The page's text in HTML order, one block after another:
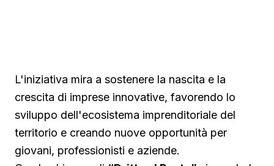
L'iniziativa mira a sostenere la nascita e la
crescita di imprese innovative, favorendo lo
sviluppo dell'ecosistema imprenditoriale del
territorio e creando nuove opportunità per
giovani, professionisti e aziende.